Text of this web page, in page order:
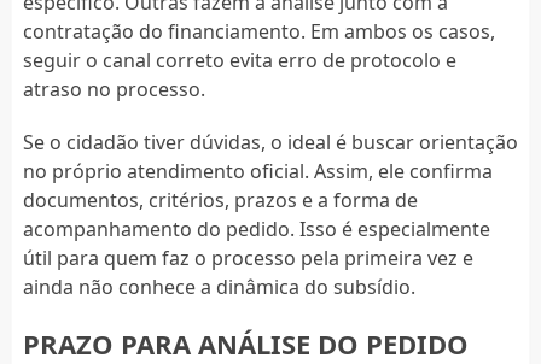
contratação do financiamento. Em ambos os casos,
seguir o canal correto evita erro de protocolo e
atraso no processo.
Se o cidadão tiver dúvidas, o ideal é buscar orientação
no próprio atendimento oficial. Assim, ele confirma
documentos, critérios, prazos e a forma de
acompanhamento do pedido. Isso é especialmente
útil para quem faz o processo pela primeira vez e
ainda não conhece a dinâmica do subsídio.
PRAZO PARA ANÁLISE DO PEDIDO